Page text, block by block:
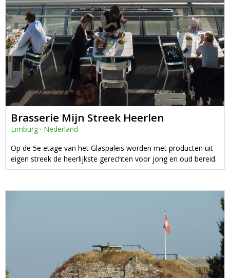
Brasserie Mijn Streek Heerlen
Limburg · Nederland
Op de 5e etage van het Glaspaleis worden met producten uit
eigen streek de heerlijkste gerechten voor jong en oud bereid.